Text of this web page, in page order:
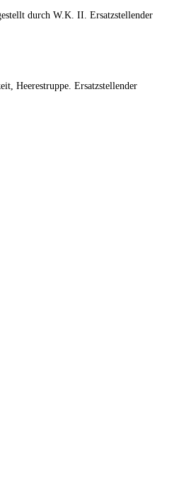
durch W.K. II. Ersatzstellender
Heerestruppe. Ersatzstellender